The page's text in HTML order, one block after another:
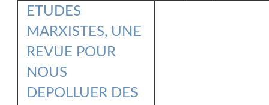
ETUDES
MARXISTES, UNE
REVUE POUR
NOUS
DEPOLLUER DES